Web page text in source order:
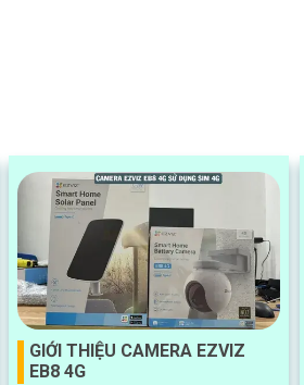
GIỚI THIỆU CAMERA EZVIZ
EB8 4G